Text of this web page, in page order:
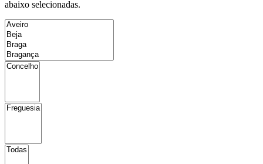
abaixo selecionadas.